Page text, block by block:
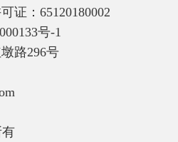
证：65120180002
号-1
路296号